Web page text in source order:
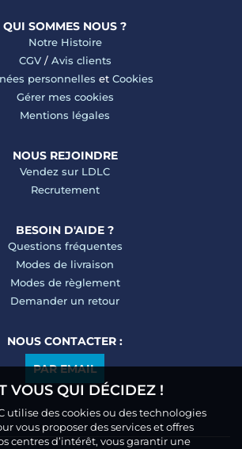
QUI SOMMES NOUS ?
Notre Histoire
CGV/ Avis clients
personnelles et Cookies
Gérer mes cookies
Mentions légales
NOUS REJOINDRE
Vendez sur LDLC
Recrutement
BESOIN D'AIDE ?
Questions fréquentes
Modes de livraison
Modes de règlement
Demander un retour
NOUS CONTACTER :
PAR EMAIL
VOUS QUI DÉCIDEZ !
utilise des cookies ou des technologies
vous proposer des services et offres
centres d’intérêt, vous garantir une